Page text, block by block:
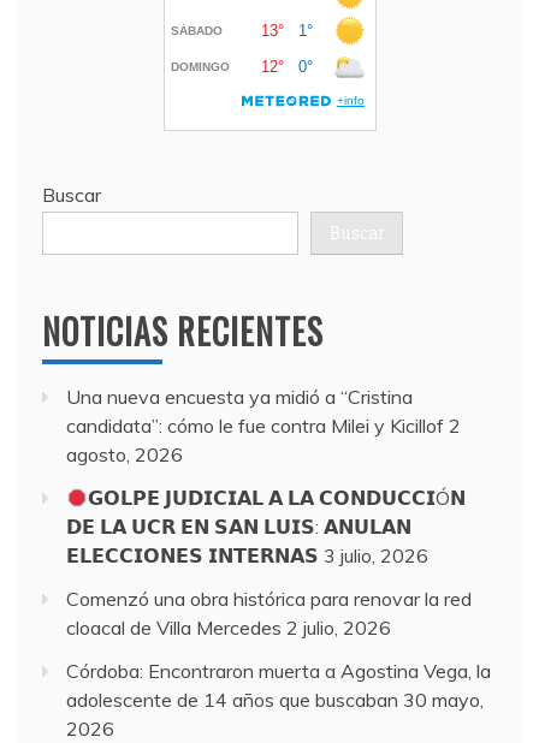
Buscar
Buscar
NOTICIAS RECIENTES
Una nueva encuesta ya midió a “Cristina
candidata”: cómo le fue contra Milei y Kicillof 2
agosto, 2026
𝗚𝗢𝗟𝗣𝗘 𝗝𝗨𝗗𝗜𝗖𝗜𝗔𝗟 𝗔 𝗟𝗔 𝗖𝗢𝗡𝗗𝗨𝗖𝗖𝗜Ó𝗡
𝗗𝗘 𝗟𝗔 𝗨𝗖𝗥 𝗘𝗡 𝗦𝗔𝗡 𝗟𝗨𝗜𝗦: 𝗔𝗡𝗨𝗟𝗔𝗡
𝗘𝗟𝗘𝗖𝗖𝗜𝗢𝗡𝗘𝗦 𝗜𝗡𝗧𝗘𝗥𝗡𝗔𝗦 3 julio, 2026
Comenzó una obra histórica para renovar la red
cloacal de Villa Mercedes 2 julio, 2026
Córdoba: Encontraron muerta a Agostina Vega, la
adolescente de 14 años que buscaban 30 mayo,
2026